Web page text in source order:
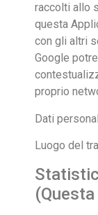
raccolti allo
questa
con gli altri
Google
proprio
Dati
Luogo del